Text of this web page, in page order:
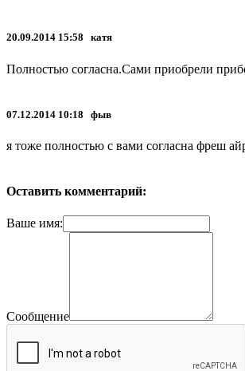
20.09.2014 15:58 катя
Полностью согласна.Сами приобрели
07.12.2014 10:18 фыв
я тоже полностью с вами согласна фреш
Оставить комментарий:
Ваше имя:
Сообщение